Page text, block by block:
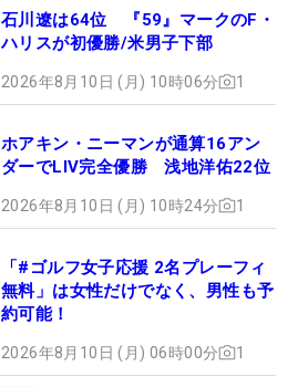
石川遼は64位 『59』マークのF・
ハリスが初優勝/米男子下部
2026年8月10日 (月) 10時06分 1
ホアキン・ニーマンが通算16アン
ダーでLIV完全優勝 浅地洋佑22位
2026年8月10日 (月) 10時24分 1
「#ゴルフ女子応援 2名プレーフィ
無料」は女性だけでなく、男性も予
約可能！
2026年8月10日 (月) 06時00分 1